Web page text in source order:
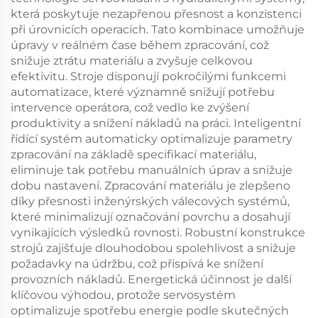
která poskytuje nezapřenou přesnost a konzistenci
při úrovnicích operacích. Tato kombinace umožňuje
úpravy v reálném čase během zpracování, což
snižuje ztrátu materiálu a zvyšuje celkovou
efektivitu. Stroje disponují pokročilými funkcemi
automatizace, které významně snižují potřebu
intervence operátora, což vedlo ke zvýšení
produktivity a snížení nákladů na práci. Inteligentní
řídící systém automaticky optimalizuje parametry
zpracování na základě specifikací materiálu,
eliminuje tak potřebu manuálních úprav a snižuje
dobu nastavení. Zpracování materiálu je zlepšeno
díky přesnosti inženýrských válecových systémů,
které minimalizují označování povrchu a dosahují
vynikajících výsledků rovnosti. Robustní konstrukce
strojů zajišťuje dlouhodobou spolehlivost a snižuje
požadavky na údržbu, což přispívá ke snížení
provozních nákladů. Energetická účinnost je další
klíčovou výhodou, protože servosystém
optimalizuje spotřebu energie podle skutečných